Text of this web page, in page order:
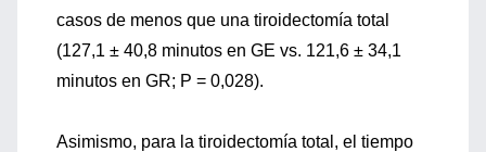
casos de menos que una tiroidectomía total
(127,1 ± 40,8 minutos en GE vs. 121,6 ± 34,1
minutos en GR; P = 0,028).
Asimismo, para la tiroidectomía total, el tiempo